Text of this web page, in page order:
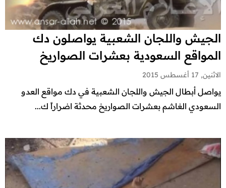
الجيش واللجان الشعبية يواصلون دك
المواقع السعودية بعشرات الصواريخ
الاثنين, 17 أغسطس 2015
يواصل أبطال الجيش واللجان الشعبية في دك مواقع العدو
السعودي الغاشم بعشرات الصواريخ محدثة اضراراً ك...